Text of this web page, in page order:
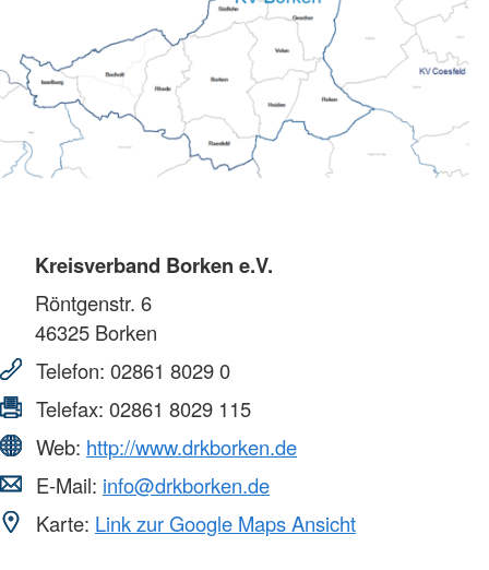
Kreisverband Borken e.V.
Röntgenstr. 6
46325 Borken
Telefon: 02861 8029 0
Telefax: 02861 8029 115
Web: http://www.drkborken.de
E-Mail: info@drkborken.de
Karte: Link zur Google Maps Ansicht